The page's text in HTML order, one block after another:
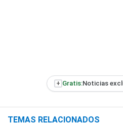
+ Gratis:Noticias
TEMAS RELACIONADOS